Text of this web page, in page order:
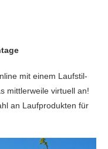
mit einem Laufstil-
mittlerweile virtuell an!
an Laufprodukten für